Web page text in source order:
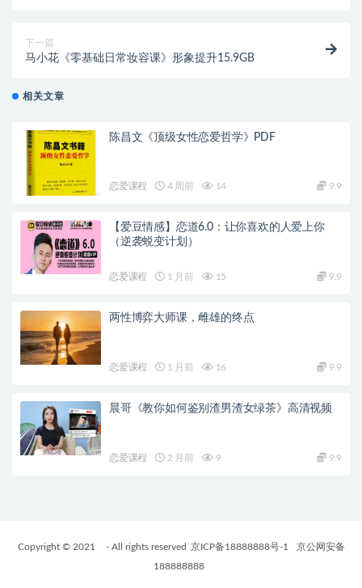
下一篇
马小花《零基础日常妆容课》形象提升15.9GB
相关文章
陈昌文《顶级女性恋爱哲学》PDF
恋爱课程 4 周前 14 9.9
【爱豆情感】恋道6.0：让你喜欢的人爱上你
（逆袭蜕变计划）
恋爱课程 1 月前 15 9.9
两性博弈大师课，雌雄的终点
恋爱课程 1 月前 16 9.9
晨哥《教你如何鉴别渣男渣女绿茶》高清视频
恋爱课程 2 月前 9 9.9
Copyright © 2021 - All rights reserved 京ICP备18888888号-1
京公网安备
188888888